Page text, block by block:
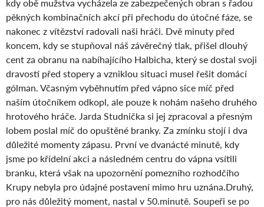
kdy obě mužstva vycházela ze zabezpečených obran s řadou
pěkných kombinačních akcí při přechodu do útočné fáze, se
nakonec z vítězství radovali naši hráči. Dvě minuty před
koncem, kdy se stupňoval náš závěrečný tlak, přišel dlouhý
cent za obranu na nabíhajícího Halbicha, který se dostal svoji
dravostí před stopery a vzniklou situaci musel řešit domácí
gólman. Včasným vyběhnutím před vápno sice míč před
naším útočníkem odkopl, ale pouze k nohám našeho druhého
hrotového hráče. Jarda Studnička si jej zpracoval a přesným
lobem poslal míč do opuštěné branky. Za zmínku stojí i dva
důležité momenty zápasu. První ve dvanácté minutě, kdy
jsme po křídelní akci a následném centru do vápna vsítili
branku, která však na upozornění pomezního rozhodčího
Krupy nebyla pro údajné postavení mimo hru uznána.Druhý,
pro nás důležitý moment, nastal v 50.minutě. Soupeři se po